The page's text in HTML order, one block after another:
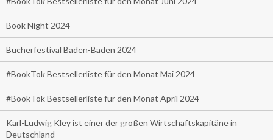
Book Night 2024
Bücherfestival Baden-Baden 2024
#BookTok Bestsellerliste für den Monat Mai 2024
#BookTok Bestsellerliste für den Monat April 2024
Karl-Ludwig Kley ist einer der großen Wirtschaftskapitäne in
Deutschland